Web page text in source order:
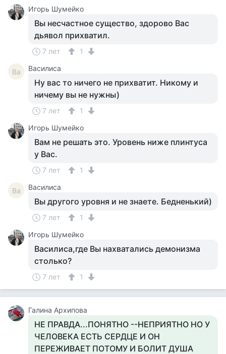
Игорь Шумейко
Вы несчастное существо, здорово Вас
дьявол прихватил.
7 лет 1
Ва Василиса
Ну вас то ничего не прихватит. Никому и
ничему вы не нужны)
7 лет
1
Игорь Шумейко
Вам не решать это. Уровень ниже плинтуса
у Вас.
7 лет 1
Ва Василиса
Вы другого уровня и не знаете. Бедненький)
7 лет
1
Игорь Шумейко
Василиса,где Вы нахватались демонизма
столько?
7 лет 1
Галина Архипова
НЕ ПРАВДА...ПОНЯТНО --НЕПРИЯТНО НО У
ЧЕЛОВЕКА ЕСТЬ СЕРДЦЕ И ОН
ПЕРЕЖИВАЕТ ПОТОМУ И БОЛИТ ДУША